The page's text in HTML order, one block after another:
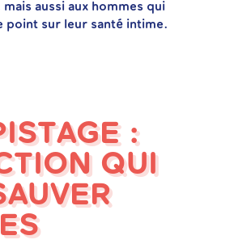
aussi aux hommes qui
point sur leur santé intime.
:
QUI